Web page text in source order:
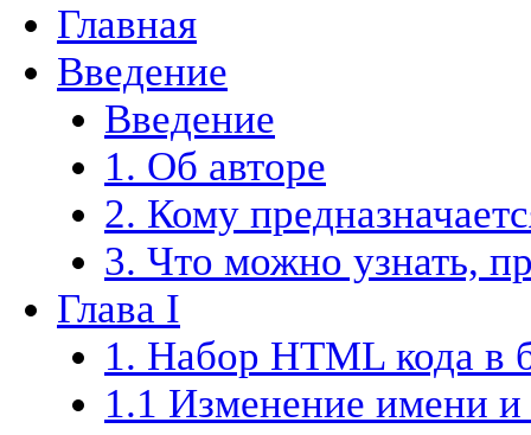
Главная
Введение
Введение
1. Об авторе
2. Кому
3. Что можно узнать,
Глава I
1. Набор HTML кода в
1.1 Изменение имени